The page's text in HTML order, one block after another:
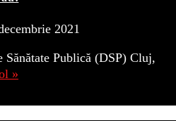
2021
Publică (DSP) Cluj,
»